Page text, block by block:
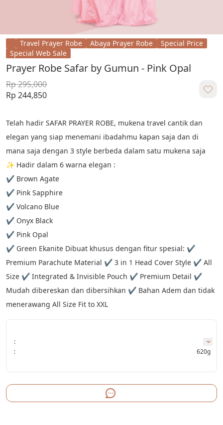
Travel Prayer Robe Abaya Prayer Robe
Special Price
Special Web Sale
Prayer Robe Safar by Gumun - Pink Opal
Rp 295,000
Rp 244,850
Telah hadir SAFAR PRAYER ROBE, mukena travel cantik dan
elegan yang siap menemani ibadahmu kapan saja dan di
mana saja dengan 3 style berbeda dalam satu mukena saja
✨ Hadir dalam 6 warna elegan :
✔️ Brown Agate
✔️ Pink Sapphire
✔️ Volcano Blue
✔️ Onyx Black
✔️ Pink Opal
✔️ Green Ekanite Dibuat khusus dengan fitur spesial: ✔️
Premium Parachute Material ✔️ 3 in 1 Head Cover Style ✔️ All
Size ✔️ Integrated & Invisible Pouch ✔️ Premium Detail ✔️
Mudah dibereskan dan dibersihkan ✔️ Bahan Adem dan tidak
menerawang All Size Fit to XXL
:
:
620g